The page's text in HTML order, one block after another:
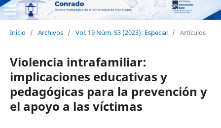
Inicio / Archivos / Vol. 19 Núm. S3 (2023): Especial / Artículos
Violencia intrafamiliar:
implicaciones educativas y
pedagógicas para la prevención y
el apoyo a las víctimas